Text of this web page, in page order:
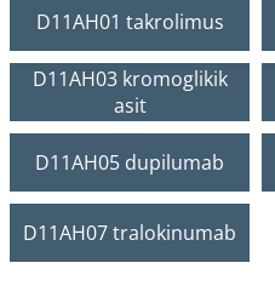
D11AH01 takrolimus
D11AH03 kromoglikik
asit
D11AH05 dupilumab
D11AH07 tralokinumab